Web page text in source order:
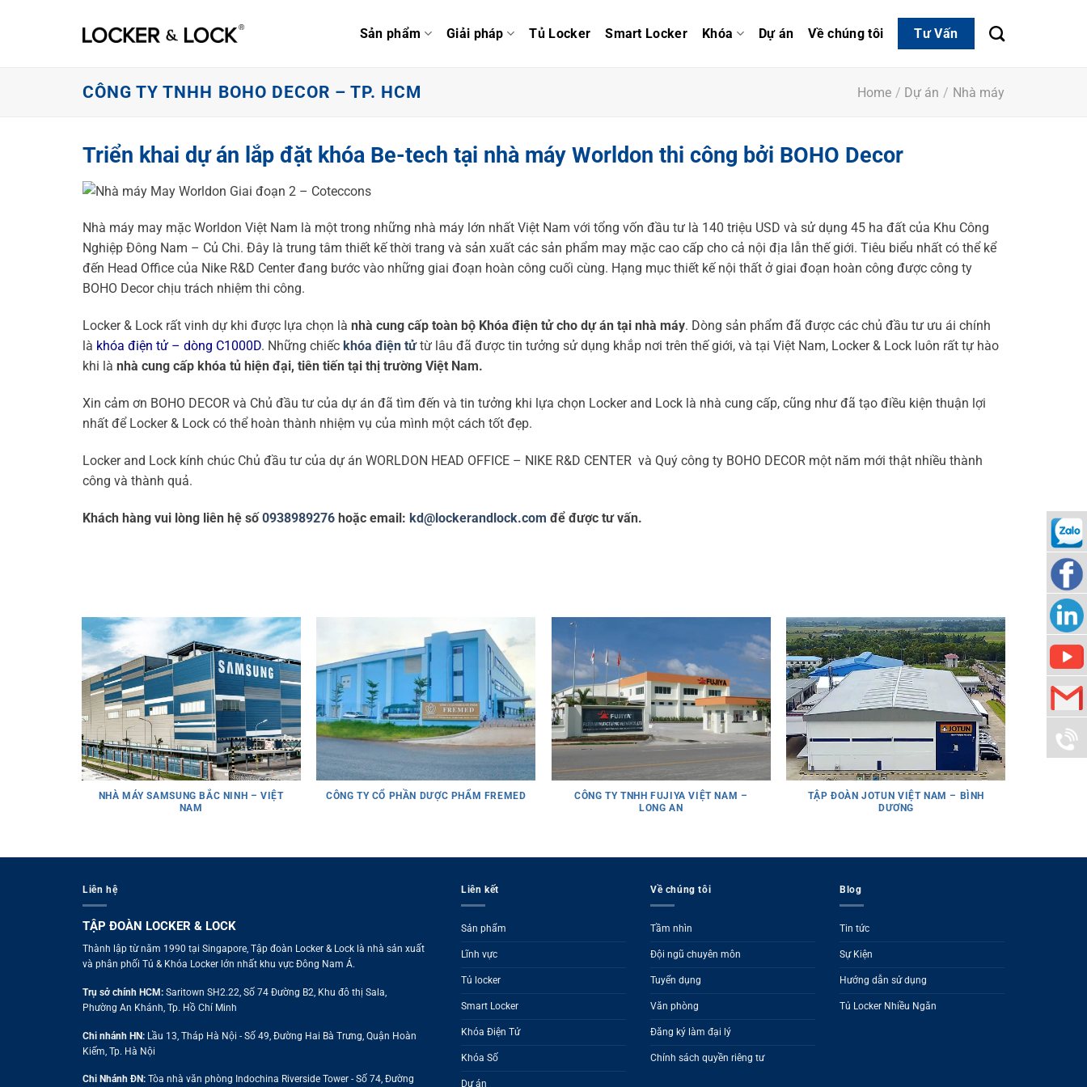
Sản phẩm Giải pháp Tủ Locker Smart Locker Khóa Dự án Về chúng tôi Tư Vấn
CÔNG TY TNHH BOHO DECOR – TP. HCM Home / Dự án / Nhà máy
Triển khai dự án lắp đặt khóa Be-tech tại nhà máy Worldon thi công bởi BOHO Decor
Nhà máy may mặc Worldon Việt Nam là một trong những nhà máy lớn nhất Việt Nam với tổng vốn đầu tư là 140 triệu USD và sử dụng 45 ha đất của Khu Công
Nghiệp Đông Nam – Củ Chi. Đây là trung tâm thiết kế thời trang và sản xuất các sản phẩm may mặc cao cấp cho cả nội địa lẫn thế giới. Tiêu biểu nhất có thể kể
đến Head Office của Nike R&D Center đang bước vào những giai đoạn hoàn công cuối cùng. Hạng mục thiết kế nội thất ở giai đoạn hoàn công được công ty
BOHO Decor chịu trách nhiệm thi công.
Locker & Lock rất vinh dự khi được lựa chọn là nhà cung cấp toàn bộ Khóa điện tử cho dự án tại nhà máy. Dòng sản phẩm đã được các chủ đầu tư ưu ái chính
là khóa điện tử – dòng C1000D. Những chiếc khóa điện tửtừ lâu đã được tin tưởng sử dụng khắp nơi trên thế giới, và tại Việt Nam, Locker & Lock luôn rất tự hào
khi là nhà cung cấp khóa tủ hiện đại, tiên tiến tại thị trường Việt Nam.
Xin cảm ơn BOHO DECOR và Chủ đầu tư của dự án đã tìm đến và tin tưởng khi lựa chọn Locker and Lock là nhà cung cấp, cũng như đã tạo điều kiện thuận lợi
nhất để Locker & Lock có thể hoàn thành nhiệm vụ của mình một cách tốt đẹp.
Locker and Lock kính chúc Chủ đầu tư của dự án WORLDON HEAD OFFICE – NIKE R&D CENTER và Quý công ty BOHO DECOR một năm mới thật nhiều thành
công và thành quả.
Khách hàng vui lòng liên hệ số 0938989276 hoặc email: kd@lockerandlock.com để được tư vấn.
NHÀ MÁY SAMSUNG BẮC NINH – VIỆT
NAM
CÔNG TY CỔ PHẦN DƯỢC PHẨM FREMED
CÔNG TY TNHH FUJIYA VIỆT NAM –
LONG AN
TẬP ĐOÀN JOTUN VIỆT NAM – BÌNH
DƯƠNG
Liên hệ
TẬP ĐOÀN LOCKER & LOCK
Thành lập từ năm 1990 tại Singapore, Tập đoàn Locker & Lock là nhà sản xuất
và phân phối Tủ & Khóa Locker lớn nhất khu vực Đông Nam Á.
Trụ sở chính HCM:Saritown SH2.22, Số 74 Đường B2, Khu đô thị Sala,
Phường An Khánh, Tp. Hồ Chí Minh
Chi nhánh HN:Lầu 13, Tháp Hà Nội - Số 49, Đường Hai Bà Trưng, Quận Hoàn
Kiếm, Tp. Hà Nội
Chi Nhánh ĐN:Tòa nhà văn phòng Indochina Riverside Tower - Số 74, Đường
Liên kết
Sản phẩm
Lĩnh vực
Tủ locker
Smart Locker
Khóa Điện Tử
Khóa Số
Dự án
Về chúng tôi
Tầm nhìn
Đội ngũ chuyên môn
Tuyển dụng
Văn phòng
Đăng ký làm đại lý
Chính sách quyền riêng tư
Blog
Tin tức
Sự Kiện
Hướng dẫn sử dụng
Tủ Locker Nhiều Ngăn
0938
989
276
276